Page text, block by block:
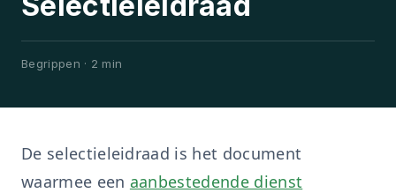
Begrippen · 2 min
De selectieleidraad is het document
waarmee een aanbestedende dienst